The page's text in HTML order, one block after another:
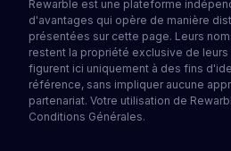
Rewarble est une plateforme
d'avantages qui opère de manière
présentées sur cette page. Leurs
restent la propriété exclusive de
figurent ici uniquement à des fins
référence, sans impliquer aucune
partenariat. Votre utilisation de
Conditions Générales.